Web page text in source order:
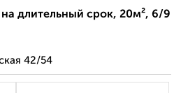
длительный срок, 20м², 6/9
42/54